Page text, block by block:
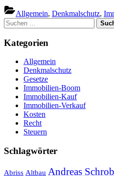
Magdeburg
–
AS
Allgemein, Denkmalschutz,
Suchen
nach:
Kategorien
Allgemein
Denkmalschutz
Gesetze
Immobilien-Boom
Immobilien-Kauf
Immobilien-Verkauf
Kosten
Recht
Steuern
Schlagwörter
Abriss Altbau Andreas